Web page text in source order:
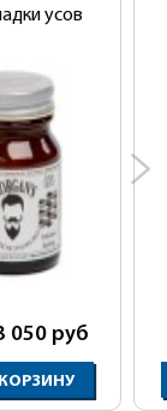
усов
050 руб